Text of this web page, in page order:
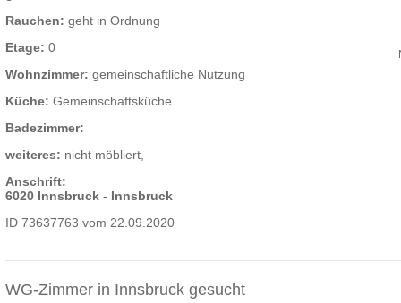
Rauchen: geht in Ordnung
Etage: 0
Wohnzimmer: gemeinschaftliche Nutzung
Küche: Gemeinschaftsküche
Badezimmer:
weiteres: nicht möbliert,
Anschrift:
6020 Innsbruck - Innsbruck
ID 73637763 vom 22.09.2020
WG-Zimmer in Innsbruck gesucht